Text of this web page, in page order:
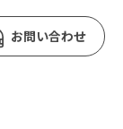
お問い合わせ